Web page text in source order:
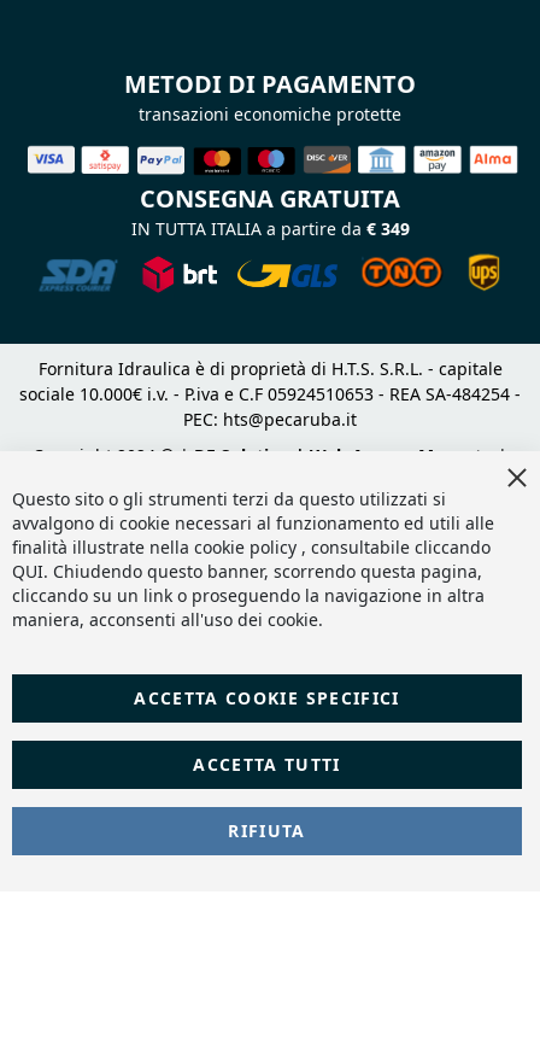
METODI DI PAGAMENTO
transazioni economiche protette
CONSEGNA GRATUITA
IN TUTTA ITALIA a partire da € 349
Fornitura Idraulica è di proprietà di H.T.S. S.R.L. - capitale
sociale 10.000€ i.v. - P.iva e C.F 05924510653 - REA SA-484254 -
PEC: hts@pecaruba.it
Copyright 2024 © | DF Solution | Web Agency Magento
|
Questo sito o gli strumenti terzi da questo utilizzati si
avvalgono di cookie necessari al funzionamento ed utili alle
finalità illustrate nella cookie policy , consultabile cliccando
QUI. Chiudendo questo banner, scorrendo questa pagina,
cliccando su un link o proseguendo la navigazione in altra
maniera, acconsenti all'uso dei cookie.
ACCETTA TUTTI
ACCETTA COOKIE SPECIFICI
RIFIUTA